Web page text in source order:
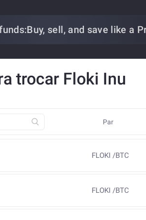
Buy, sell, and save like a
trocar Floki Inu
Par
FLOKI /BTC
FLOKI /BTC